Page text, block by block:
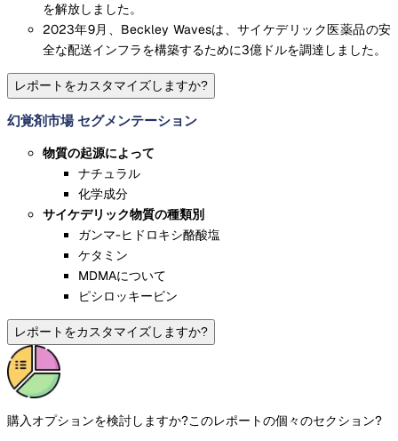
を解放しました。
2023年9月、Beckley Wavesは、サイケデリック医薬品の安
全な配送インフラを構築するために3億ドルを調達しました。
レポートをカスタマイズしますか?
幻覚剤市場 セグメンテーション
物質の起源によって
ナチュラル
化学成分
サイケデリック物質の種類別
ガンマ-ヒドロキシ酪酸塩
ケタミン
MDMAについて
ピシロッキービン
レポートをカスタマイズしますか?
購入オプションを検討しますか?このレポートの個々のセクション?